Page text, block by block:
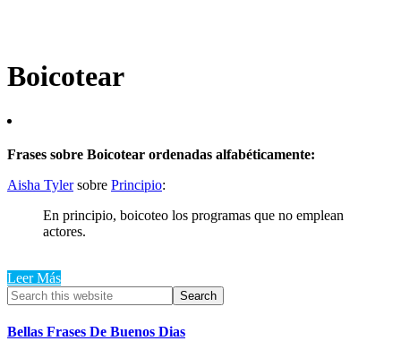
Boicotear
Frases sobre Boicotear ordenadas alfabéticamente:
Aisha Tylersobre Principio:
En principio, boicoteo los programas que no emplean
actores.
Leer Más
Primary
Sidebar
Search
this
website
Bellas Frases De Buenos Dias